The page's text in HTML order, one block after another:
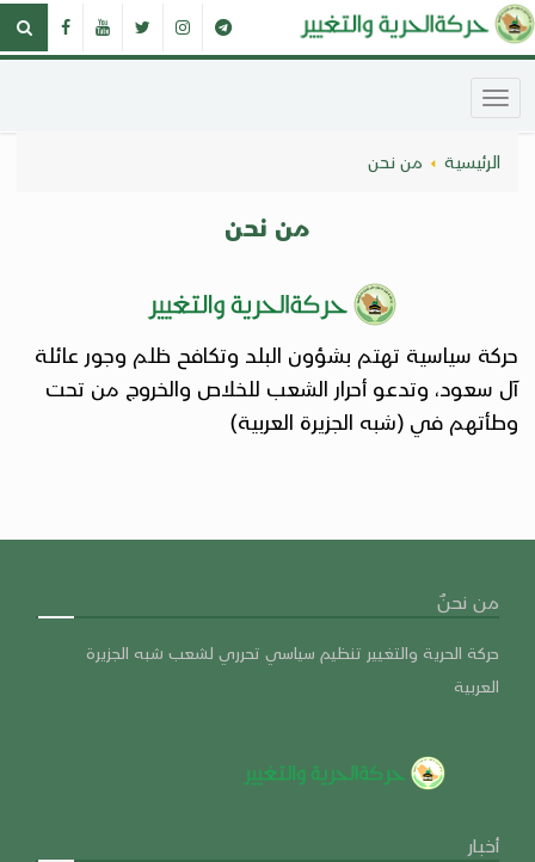
الرئيسية من نحن
من نحن
حركة سياسية تهتم بشؤون البلد وتكافح ظلم وجور عائلة
آل سعود، وتدعو أحرار الشعب للخلاص والخروج من تحت
وطأتهم في (شبه الجزيرة العربية)
من نحنٌ
حركة الحرية والتغيير تنظيم سياسي تحرري لشعب شبه الجزيرة
العربية
أخبار